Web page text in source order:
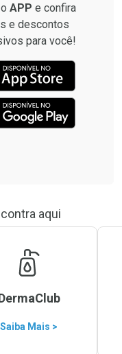
APP e confira
e descontos
para você!
aqui
Saiba Mais >